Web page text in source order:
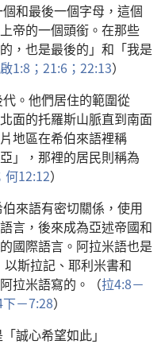
個和最後一個字母 ， 這個
上帝的一個頭銜 。 在那些
的 ， 也是最後的 」 和 「我是
啟1:8； 21:6； 22:13）
。 他們居住的範圍從
北面的托羅斯山脈直到南面
片地區在希伯來語裡稱
」， 那裡的居民則稱為
何12:12）
來語有密切關係 ， 使用
語言 ， 後來成為亞述帝國和
的國際語言 。 阿拉米語也是
以斯拉記 、 耶利米書和
阿拉米語寫的 。（拉4:8－
下－7:28）
「誠心希望如此」